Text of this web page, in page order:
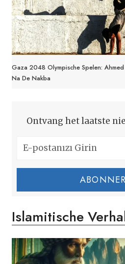
Gaza 2048 Olympische Spelen:
Na De Nakba
Ontvang het laatste
Islamitische